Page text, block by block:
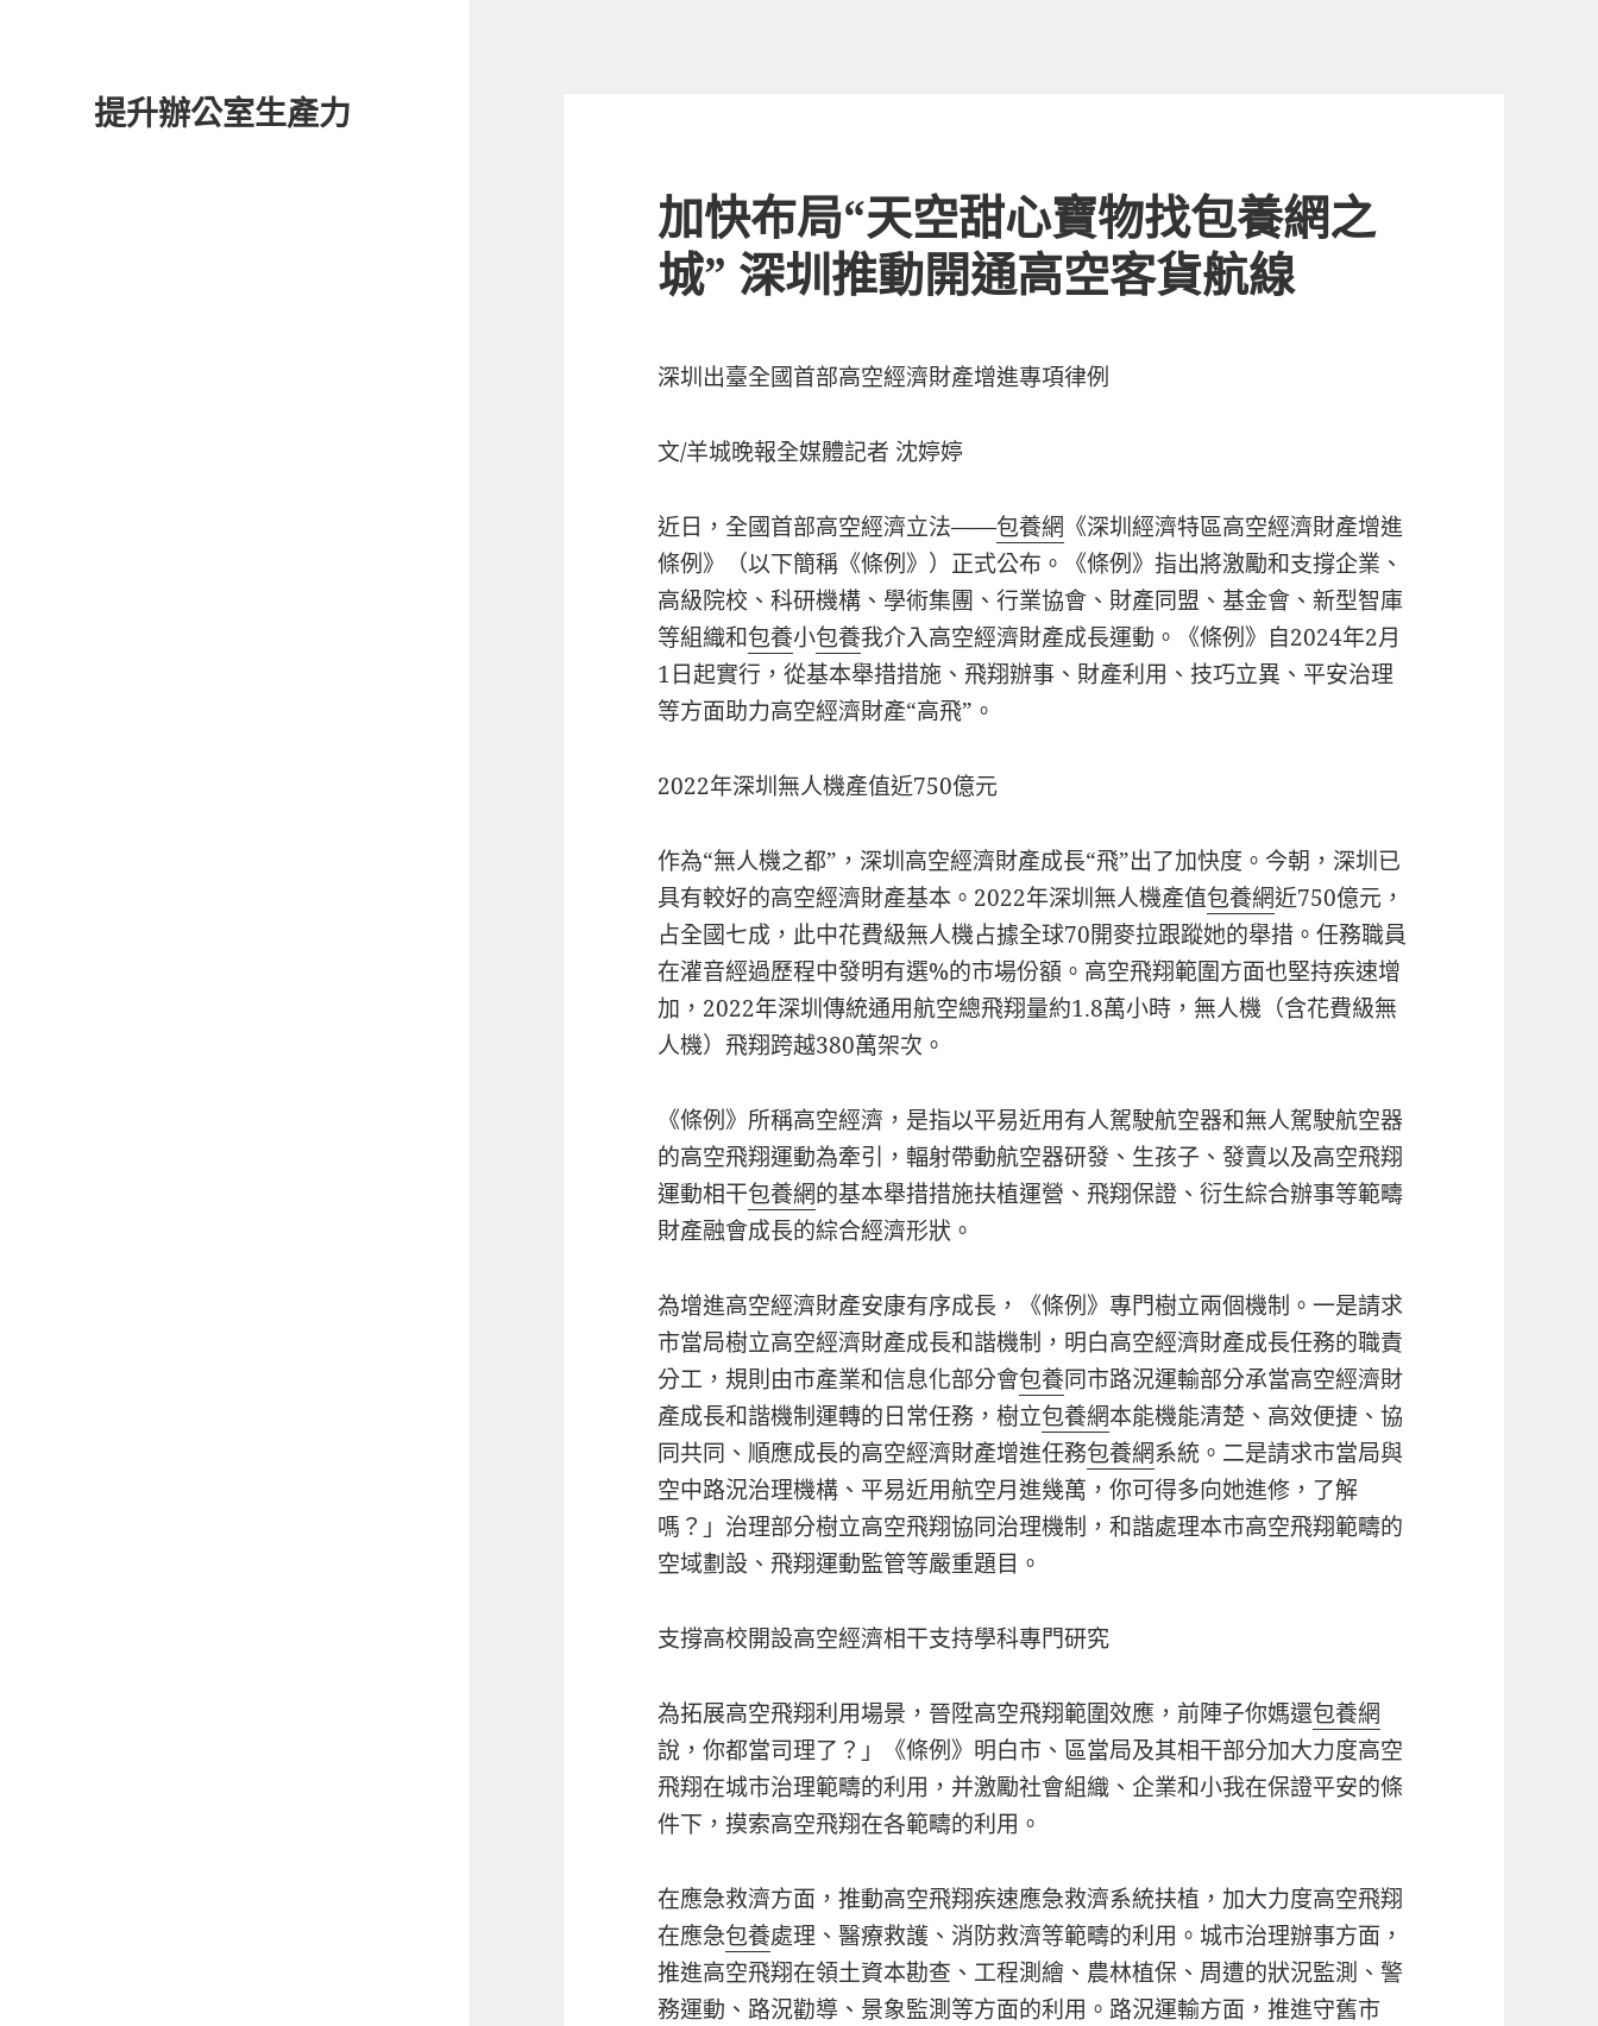
提升辦公室生產力
加快布局“天空甜心寶物找包養網之
城” 深圳推動開通高空客貨航線
深圳出臺全國首部高空經濟財產增進專項律例
文/羊城晚報全媒體記者 沈婷婷
近日，全國首部高空經濟立法——包養網 《深圳經濟特區高空經濟財產增進
條例》（以下簡稱《條例》）正式公布。《條例》指出將激勵和支撐企業、
高級院校、科研機構、學術集團、行業協會、財產同盟、基金會、新型智庫
等組織和包養小包養我介入高空經濟財產成長運動。《條例》自2024年2月
1日起實行，從基本舉措措施、飛翔辦事、財產利用、技巧立異、平安治理
等方面助力高空經濟財產“高飛”。
2022年深圳無人機產值近750億元
作為“無人機之都”，深圳高空經濟財產成長“飛”出了加快度。今朝，深圳已
具有較好的高空經濟財產基本。2022年深圳無人機產值包養網近750億元，
占全國七成，此中花費級無人機占據全球70開麥拉跟蹤她的舉措。任務職員
在灌音經過歷程中發明有選%的市場份額。高空飛翔範圍方面也堅持疾速增
加，2022年深圳傳統通用航空總飛翔量約1.8萬小時，無人機（含花費級無
人機）飛翔跨越380萬架次。
《條例》所稱高空經濟，是指以平易近用有人駕駛航空器和無人駕駛航空器
的高空飛翔運動為牽引，輻射帶動航空器研發、生孩子、發賣以及高空飛翔
運動相干包養網的基本舉措措施扶植運營、飛翔保證、衍生綜合辦事等範疇
財產融會成長的綜合經濟形狀。
為增進高空經濟財產安康有序成長，《條例》專門樹立兩個機制。一是請求
市當局樹立高空經濟財產成長和諧機制，明白高空經濟財產成長任務的職責
分工，規則由市產業和信息化部分會包養同市路況運輸部分承當高空經濟財
產成長和諧機制運轉的日常任務，樹立包養網本能機能清楚、高效便捷、協
同共同、順應成長的高空經濟財產增進任務包養網系統。二是請求市當局與
空中路況治理機構、平易近用航空月進幾萬，你可得多向她進修，了解
嗎？」治理部分樹立高空飛翔協同治理機制，和諧處理本市高空飛翔範疇的
空域劃設、飛翔運動監管等嚴重題目。
支撐高校開設高空經濟相干支持學科專門研究
為拓展高空飛翔利用場景，晉陞高空飛翔範圍效應，前陣子你媽還包養網
說，你都當司理了？」《條例》明白市、區當局及其相干部分加大力度高空
飛翔在城市治理範疇的利用，并激勵社會組織、企業和小我在保證平安的條
件下，摸索高空飛翔在各範疇的利用。
在應急救濟方面，推動高空飛翔疾速應急救濟系統扶植，加大力度高空飛翔
在應急包養處理、醫療救護、消防救濟等範疇的利用。城市治理辦事方面，
推進高空飛翔在領土資本勘查、工程測繪、農林植保、周遭的狀況監測、警
務運動、路況勸導、景象監測等方面的利用。路況運輸方面，推進守舊市